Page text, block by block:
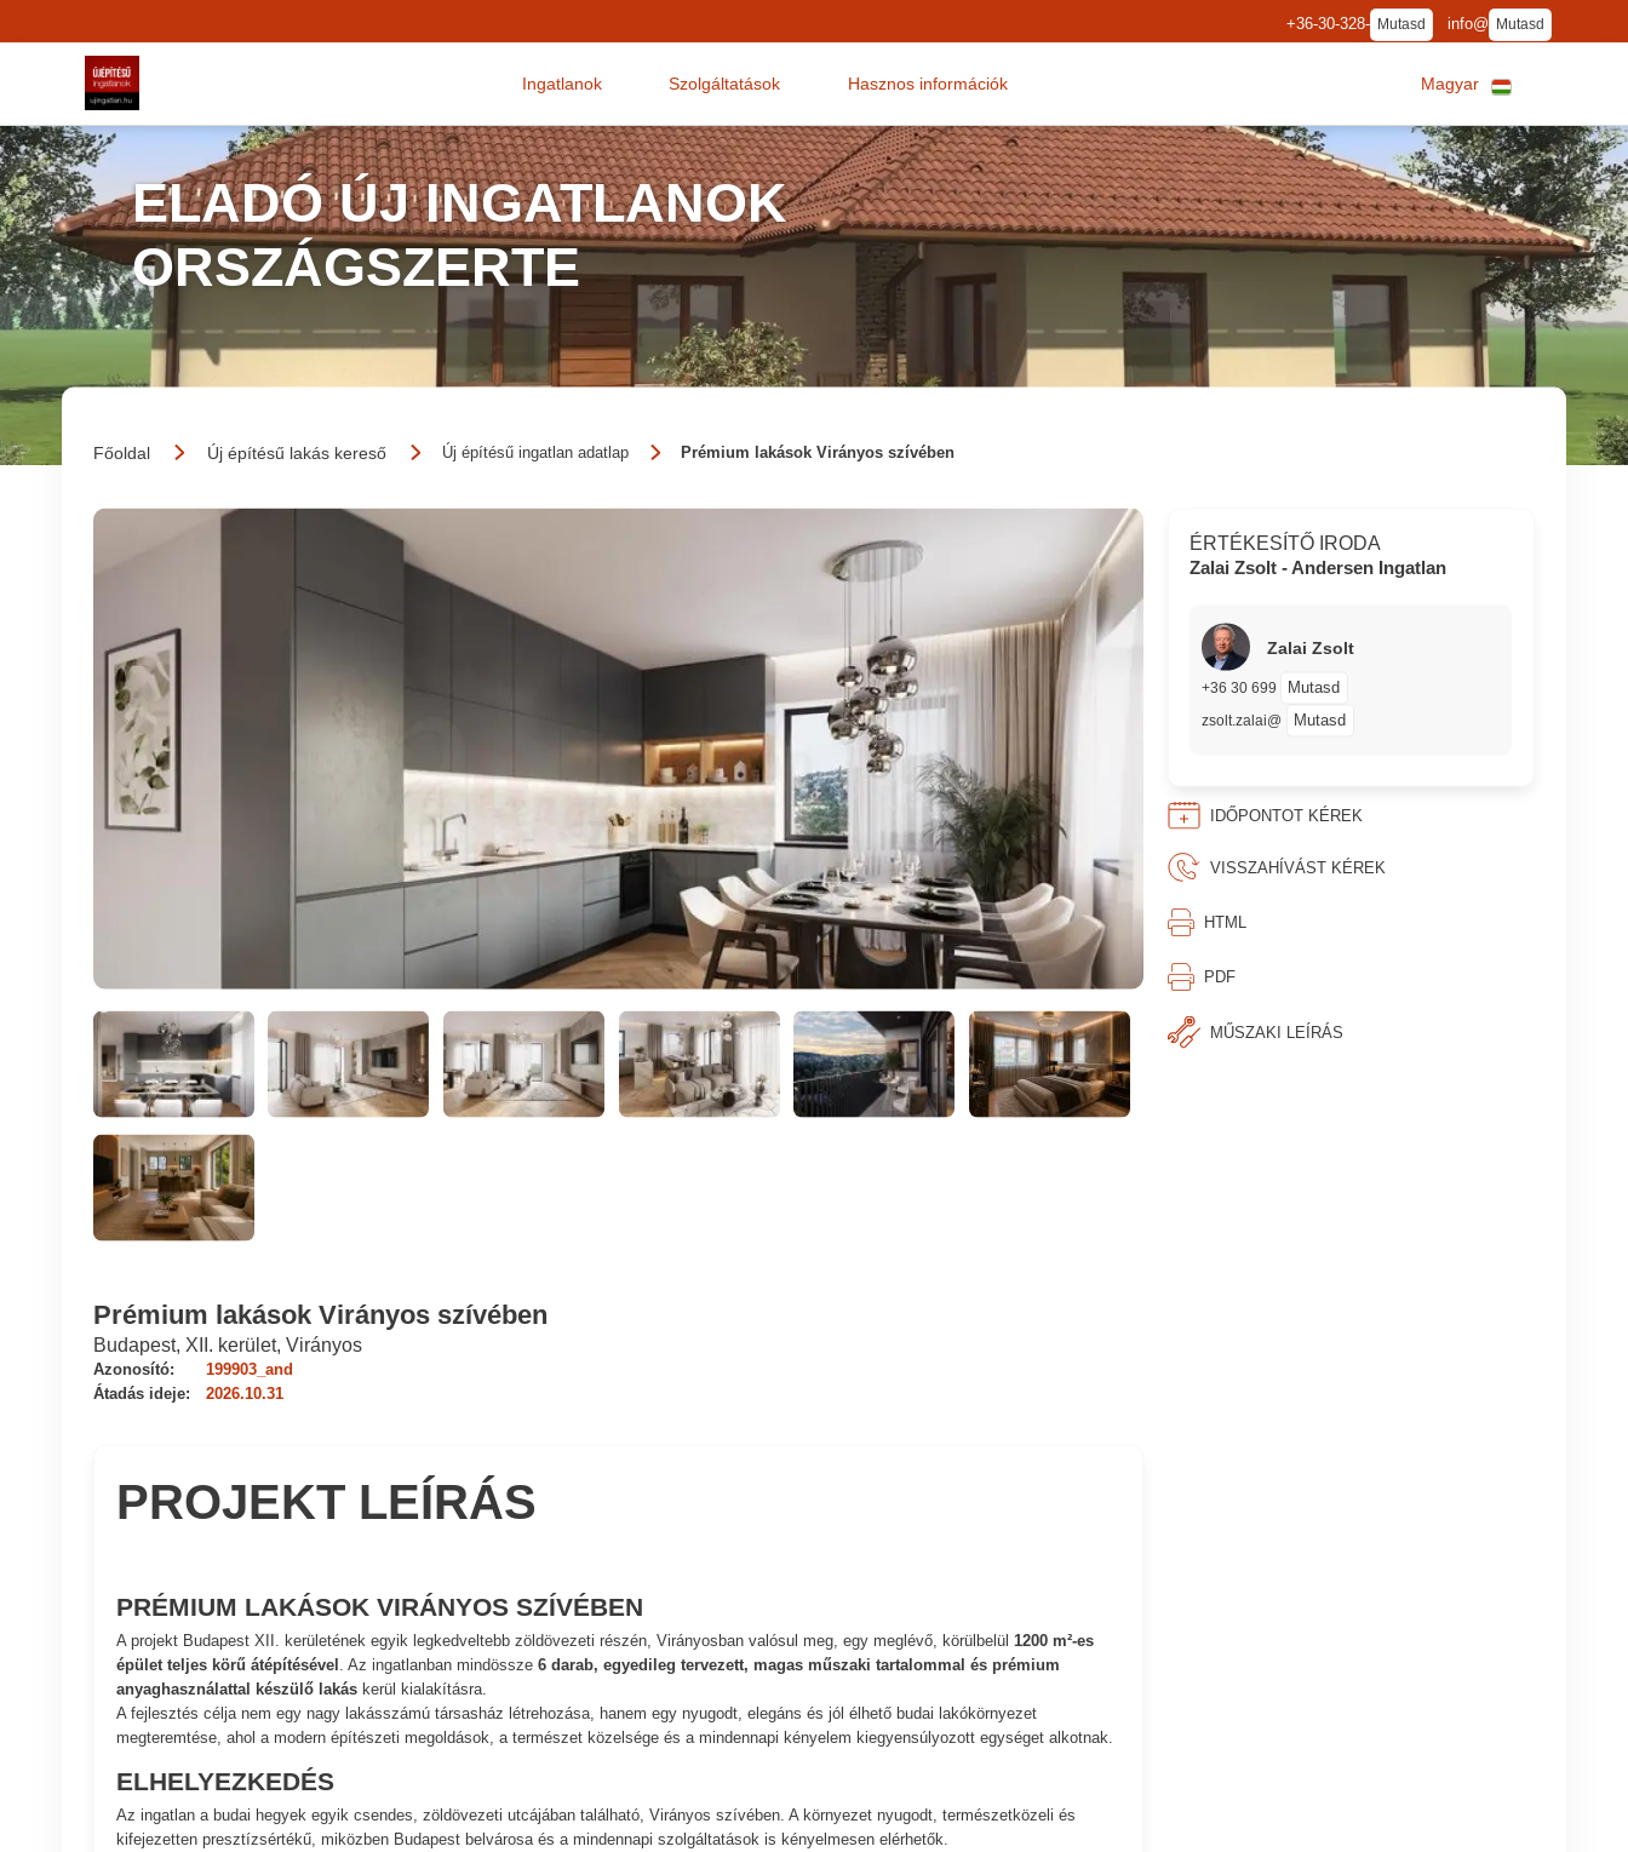
+36-30-328- Mutasd info@ Mutasd
Ingatlanok Szolgáltatások Hasznos információk Magyar
ELADÓ ÚJ INGATLANOK
ORSZÁGSZERTE
Főoldal Új építésű lakás kereső Új építésű ingatlan adatlap Prémium lakások Virányos szívében
Prémium lakások Virányos szívében
Budapest, XII. kerület, Virányos
Azonosító:
199903_and
Átadás ideje:
2026.10.31
PROJEKT LEÍRÁS
PRÉMIUM LAKÁSOK VIRÁNYOS SZÍVÉBEN
A projekt Budapest XII. kerületének egyik legkedveltebb zöldövezeti részén, Virányosban valósul meg, egy meglévő, körülbelül 1200 m²-es
épület teljes körű átépítésével . Az ingatlanban mindössze 6 darab, egyedileg tervezett, magas műszaki tartalommal és prémium
anyaghasználattal készülő lakáskerül kialakításra.
A fejlesztés célja nem egy nagy lakásszámú társasház létrehozása, hanem egy nyugodt, elegáns és jól élhető budai lakókörnyezet
megteremtése, ahol a modern építészeti megoldások, a természet közelsége és a mindennapi kényelem kiegyensúlyozott egységet alkotnak.
ELHELYEZKEDÉS
Az ingatlan a budai hegyek egyik csendes, zöldövezeti utcájában található, Virányos szívében. A környezet nyugodt, természetközeli és
kifejezetten presztízsértékű, miközben Budapest belvárosa és a mindennapi szolgáltatások is kényelmesen elérhetők.
ÉRTÉKESÍTŐ IRODA
Zalai Zsolt - Andersen Ingatlan
Zalai Zsolt
+36 30 699 Mutasd
zsolt.zalai@ Mutasd
IDŐPONTOT KÉREK
VISSZAHÍVÁST KÉREK
⎙︁ HTML
⎙︁ PDF
MŰSZAKI LEÍRÁS